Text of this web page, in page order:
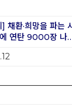
채환·희망을 파는
연탄 9000장 나